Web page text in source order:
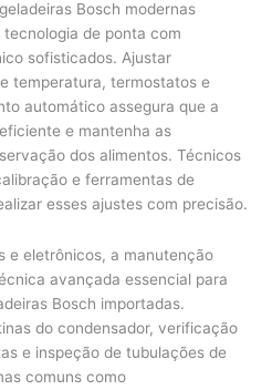
Bosch modernas
de ponta com
sofisticados. Ajustar
temperatura, termostatos e
automático assegura que a
e mantenha as
dos alimentos. Técnicos
e ferramentas de
esses ajustes com precisão.
e eletrônicos, a manutenção
avançada essencial para
Bosch importadas.
do condensador, verificação
e inspeção de tubulações de
comuns como